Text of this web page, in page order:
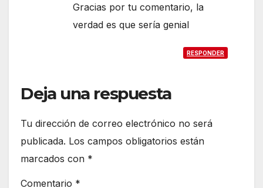
Gracias por tu comentario, la
verdad es que sería genial
RESPONDER
Deja una respuesta
Tu dirección de correo electrónico no será
publicada. Los campos obligatorios están
marcados con *
Comentario *